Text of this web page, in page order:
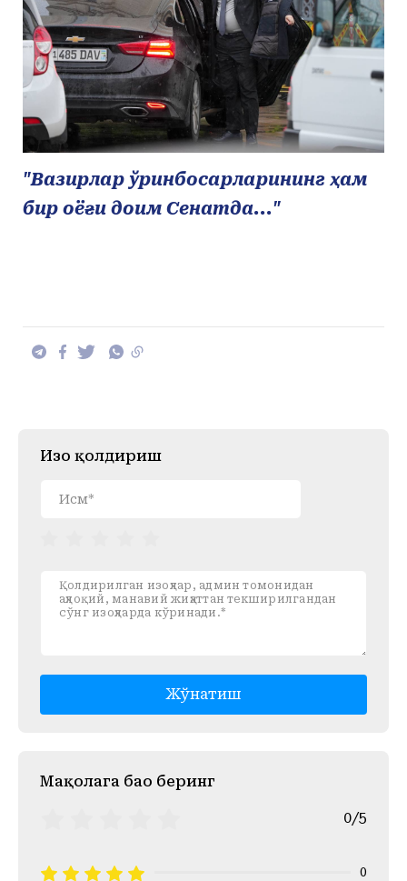
"Вазирлар ўринбосарларининг ҳам
бир оёғи доим Сенатда..."
Изоҳ қолдириш
Жўнатиш
Mақолага баҳо беринг
0/5
0